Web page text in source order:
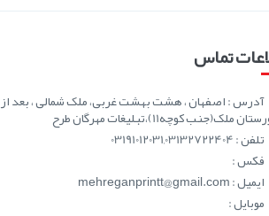
تماس
آدرس : اصفهان ، هشت بهشت غربی، ملک شمالی ، بعد از
ملک(جنب کوچه11)،تبلیغات مهرگان طرح
تلفن : 03191012031,03132722404
فکس :
ايميل : mehreganprintt@gmail.com
موبايل :